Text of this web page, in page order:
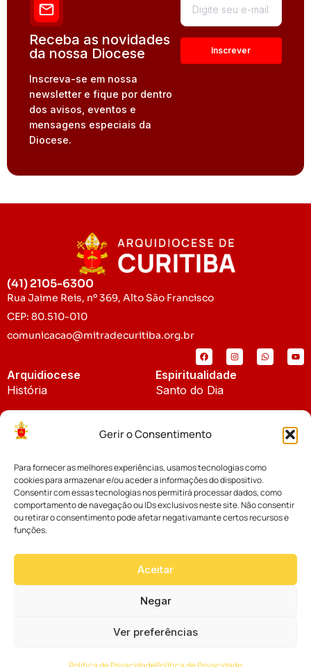
Gerir o Consentimento
Para fornecer as melhores experiências, usamos tecnologias como
cookies para armazenar e/ou aceder a informações do dispositivo.
Consentir com essas tecnologias nos permitirá processar dados, como
comportamento de navegação ou IDs exclusivos neste site. Não consentir
ou retirar o consentimento pode afetar negativamante certos recursos e
funções.
Aceitar
Negar
Ver preferências
Receba as novidades
da nossa Diocese
Inscreva-se em nossa
newsletter e fique por dentro
dos avisos, eventos e
mensagens especiais da
Diocese.
(41) 2105-6300
Rua Jaime Reis, nº 369, Alto São Francisco
CEP: 80.510-010
comunicacao@mitradecuritiba.org.br
Arquidiocese
História
Padroeira
Espiritualidade
Santo do Dia
Notícias
Notícias da Arquidiocese
Notícias Cáritas
Palavra dos Bispos
Cúria Diocesana
Fundo Diocesano
Vicariatos da Educação
Eventos